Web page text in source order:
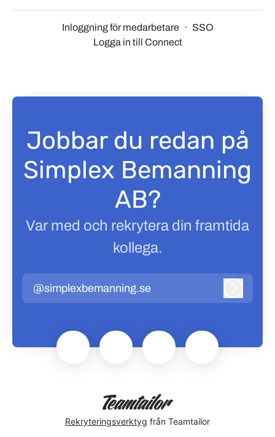
Inloggning för medarbetare · SSO
Logga in till Connect
Jobbar du redan på
Simplex Bemanning
AB?
Var med och rekrytera din framtida
kollega.
@simplexbemanning.se
Rekryteringsverktyg från Teamtailor